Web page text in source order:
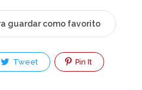
guardar como favorito
Tweet Pin It